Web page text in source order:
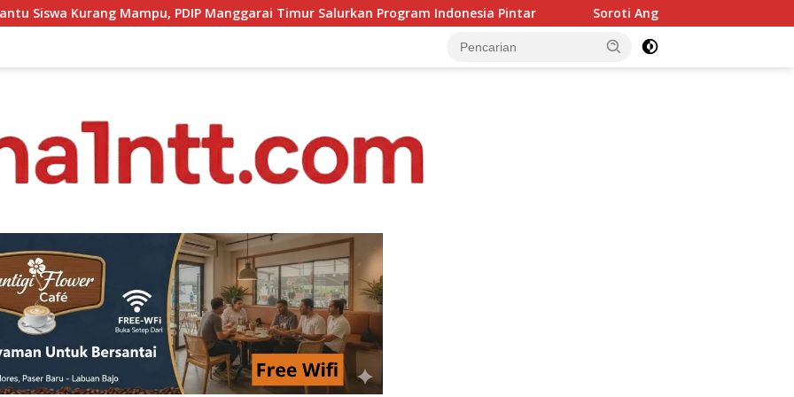
Manggarai Timur Salurkan Program Indonesia Pintar Soroti Anggaran Dasacita NTT, Junaidin Mahasan Minta